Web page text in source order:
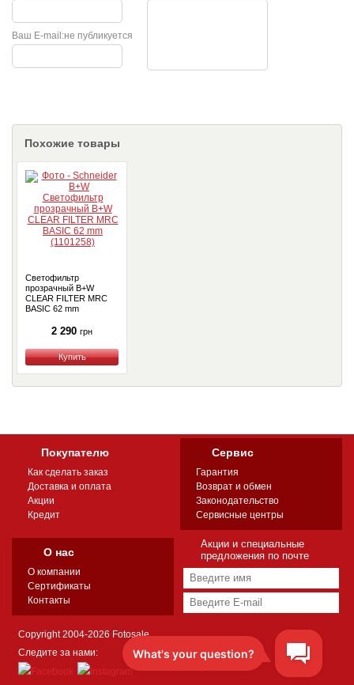
не публикуется
Ваш E-mail:
Похожие товары
Светофильтр
прозрачный B+W
CLEAR FILTER MRC
BASIC 62 mm
2 290 грн
Купить
Покупателю
Как сделать заказ
Доставка и оплата
Акции
Кредит
Сервис
Гарантия
Возврат и обмен
Законодательство
Сервисные центры
О нас
О компании
Сертификаты
Контакты
Акции и специальные
предложения по почте
Copyright 2004-2026 Fotosale
Следите за нами: